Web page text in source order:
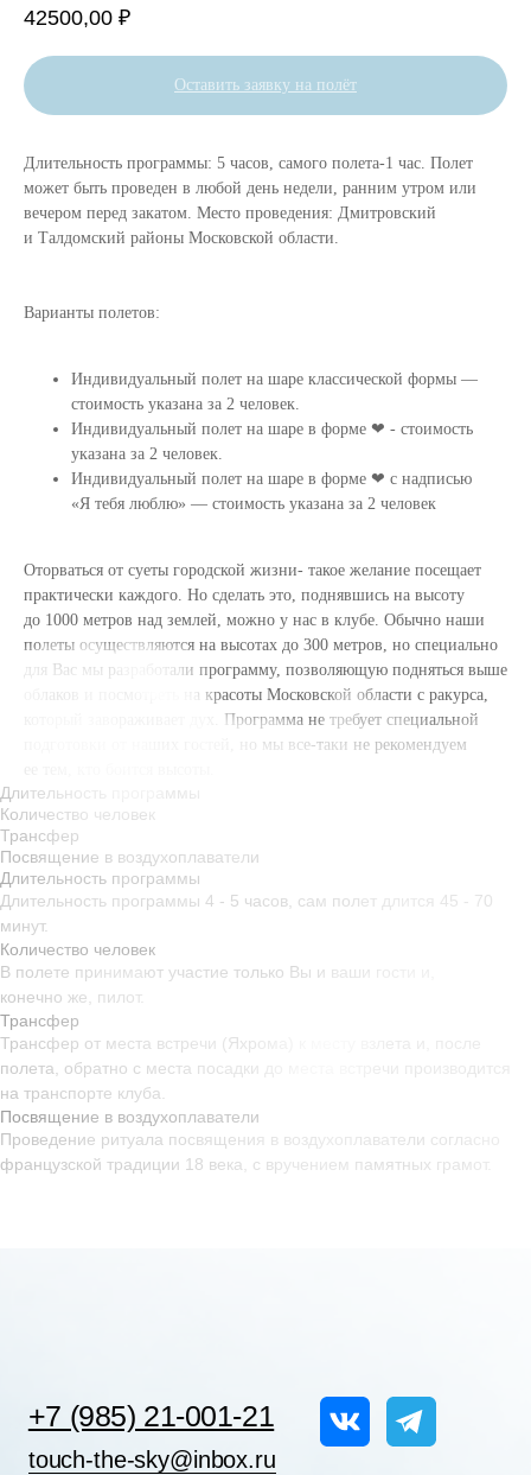
42500,00 ₽
Оставить заявку на полёт
Длительность программы: 5 часов, самого полета-1 час. Полет
может быть проведен в любой день недели, ранним утром или
вечером перед закатом. Место проведения: Дмитровский
и Талдомский районы Московской области.
Варианты полетов:
Индивидуальный полет на шаре классической формы —
стоимость указана за 2 человек.
Индивидуальный полет на шаре в форме ❤ - стоимость
указана за 2 человек.
Индивидуальный полет на шаре в форме ❤ с надписью
«Я тебя люблю» — стоимость указана за 2 человек
Оторваться от суеты городской жизни- такое желание посещает
практически каждого. Но сделать это, поднявшись на высоту
до 1000 метров над землей, можно у нас в клубе. Обычно наши
полеты осуществляются на высотах до 300 метров, но специально
для Вас мы разработали программу, позволяющую подняться выше
облаков и посмотреть на красоты Московской области с ракурса,
который завораживает дух. Программа не требует специальной
подготовки от наших гостей, но мы все-таки не рекомендуем
Длительность программы
Количество человек
Трансфер
Посвящение в воздухоплаватели
Длительность программы
Длительность программы 4 - 5 часов, сам полет длится 45 - 70
минут.
Количество человек
В полете принимают участие только Вы и ваши гости и,
конечно же, пилот.
Трансфер
Трансфер от места встречи (Яхрома) к месту взлета и, после
полета, обратно с места посадки до места встречи производится
на транспорте клуба.
Посвящение в воздухоплаватели
Проведение ритуала посвящения в воздухоплаватели согласно
французской традиции 18 века, с вручением памятных грамот.
Программы полётов
Стоимость полётов
О клубе
Регламент полёта
Отзывы
+7 (985) 21-001-21
touch-the-sky@inbox.ru
Московская
область, д.
Сухарево, 71
© 2010—2026 Прикоснись к небу